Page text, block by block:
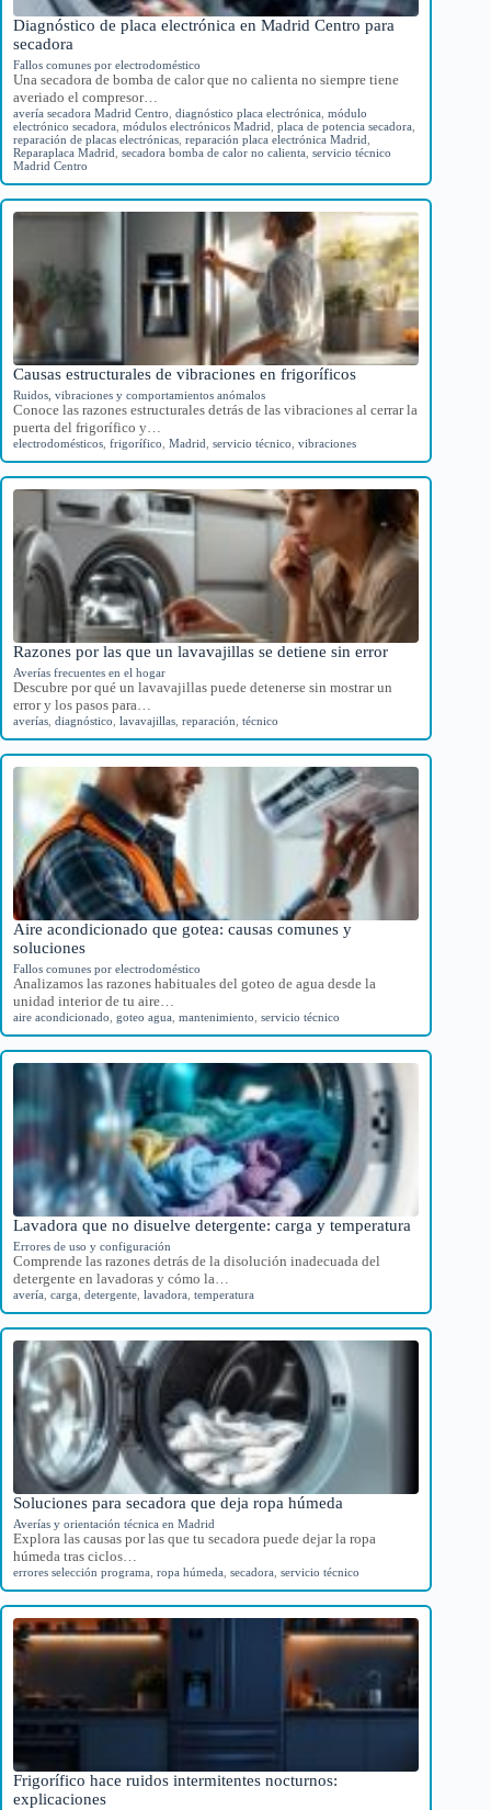
Diagnóstico de placa electrónica en Madrid Centro para
secadora
Fallos comunes por electrodoméstico
Una secadora de bomba de calor que no calienta no siempre tiene
averiado el compresor…
avería secadora Madrid Centro diagnóstico placa electrónica módulo
electrónico secadora módulos electrónicos Madrid placa de potencia secadora
reparación de placas electrónicas reparación placa electrónica Madrid
Reparaplaca Madrid
secadora bomba de calor no calienta servicio técnico
Madrid Centro
Causas estructurales de vibraciones en frigoríficos
Ruidos, vibraciones y comportamientos anómalos
Conoce las razones estructurales detrás de las vibraciones al cerrar la
puerta del frigorífico y…
electrodomésticos frigorífico Madrid servicio técnico vibraciones
Razones por las que un lavavajillas se detiene sin error
Averías frecuentes en el hogar
Descubre por qué un lavavajillas puede detenerse sin mostrar un
error y los pasos para…
averías diagnóstico lavavajillas reparación técnico
Aire acondicionado que gotea: causas comunes y
soluciones
Fallos comunes por electrodoméstico
Analizamos las razones habituales del goteo de agua desde la
unidad interior de tu aire…
aire acondicionado goteo agua mantenimiento servicio técnico
Lavadora que no disuelve detergente: carga y temperatura
Errores de uso y configuración
Comprende las razones detrás de la disolución inadecuada del
detergente en lavadoras y cómo la…
avería carga detergente lavadora temperatura
Soluciones para secadora que deja ropa húmeda
Averías y orientación técnica en Madrid
Explora las causas por las que tu secadora puede dejar la ropa
húmeda tras ciclos…
errores selección programa ropa húmeda secadora servicio técnico
Frigorífico hace ruidos intermitentes nocturnos:
explicaciones